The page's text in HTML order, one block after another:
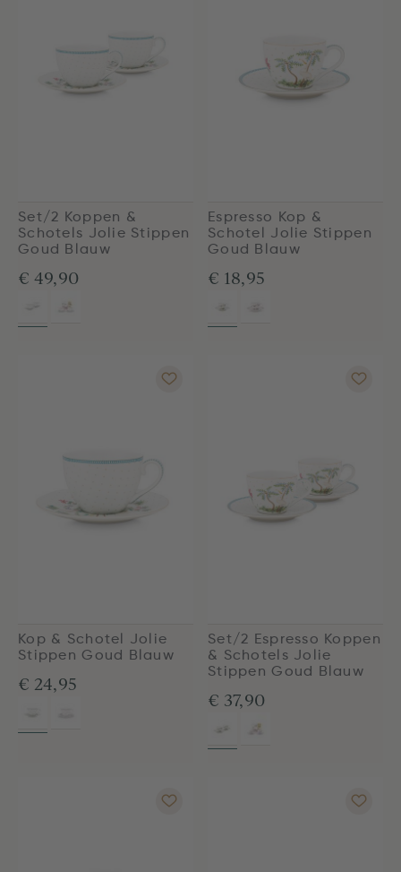
Set/2 Koppen &
Schotels Jolie Stippen
Goud Blauw
€ 49,90
Espresso Kop &
Schotel Jolie Stippen
Goud Blauw
€ 18,95
Kop & Schotel Jolie
Stippen Goud Blauw
€ 24,95
Set/2 Espresso Koppen
& Schotels Jolie
Stippen Goud Blauw
€ 37,90